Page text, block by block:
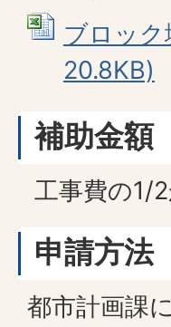
ブロッ
20.8KB)
補助金額
工事費の1/
申請方法
都市計画課